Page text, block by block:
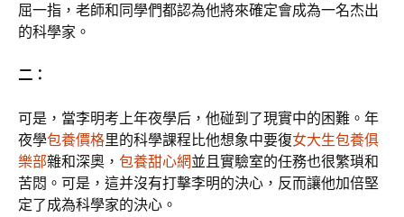
屈一指，老師和同學們都認為他將來確定會成為一名杰出
的科學家。
二：
可是，當李明考上年夜學后，他碰到了現實中的困難。年
夜學包養價格里的科學課程比他想象中要復女大生包養俱
樂部雜和深奧， 包養甜心網並且實驗室的任務也很繁瑣和
苦悶。可是，這并沒有打擊李明的決心，反而讓他加倍堅
定了成為科學家的決心。